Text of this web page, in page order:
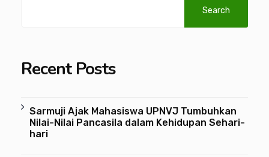
Search
Recent Posts
Sarmuji Ajak Mahasiswa UPNVJ Tumbuhkan
Nilai-Nilai Pancasila dalam Kehidupan Sehari-
hari